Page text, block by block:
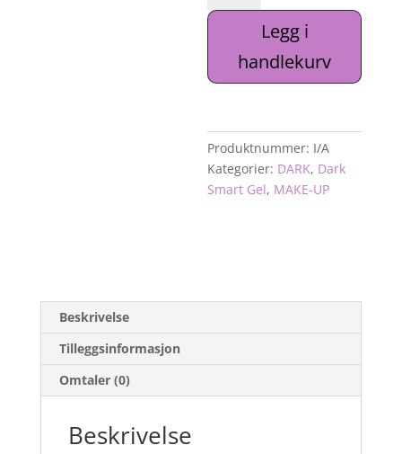
Gel
antall
Legg i
handlekurv
Produktnummer: I/A
Kategorier: DARK, Dark
Smart Gel, MAKE-UP
Beskrivelse
Tilleggsinformasjon
Omtaler (0)
Beskrivelse